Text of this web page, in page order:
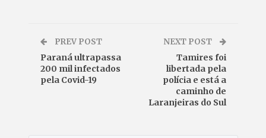
PREV POST
Paraná ultrapassa
200 mil infectados
pela Covid-19
NEXT POST
Tamires foi
libertada pela
polícia e está a
caminho de
Laranjeiras do Sul